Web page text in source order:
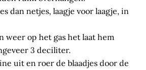
dan netjes, laagje voor laagje, in
weer op het gas het laat hem
3 deciliter.
uit en roer de blaadjes door de